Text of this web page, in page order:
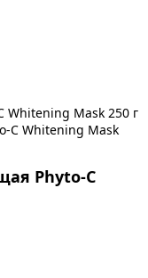
Mask 250 г
Phyto-C